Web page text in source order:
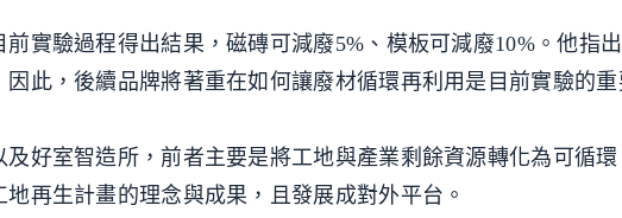
實驗過程得出結果，磁磚可減廢5%、模板可減廢10%。他指
此，後續品牌將著重在如何讓廢材循環再利用是目前實驗的
好室智造所，前者主要是將工地與產業剩餘資源轉化為可循
再生計畫的理念與成果，且發展成對外平台。